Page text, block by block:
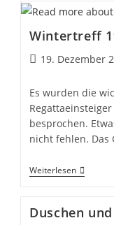
Im
Wasser
Wintertreff
Beitrag
19. Dezember
Es wurden die
besprochen.
nicht fehlen.
Weiterlesen
Duschen